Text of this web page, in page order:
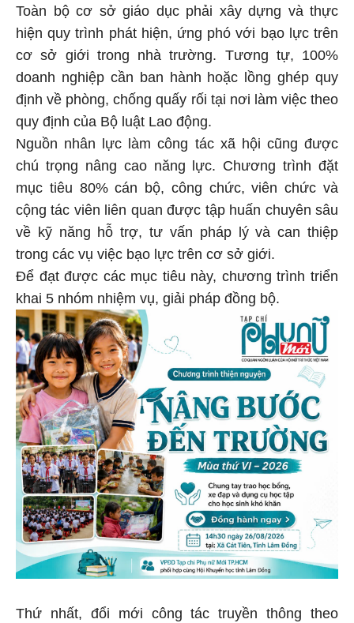
Toàn bộ cơ sở giáo dục phải xây dựng và thực
hiện quy trình phát hiện, ứng phó với bạo lực trên
cơ sở giới trong nhà trường. Tương tự, 100%
doanh nghiệp cần ban hành hoặc lồng ghép quy
định về phòng, chống quấy rối tại nơi làm việc theo
quy định của Bộ luật Lao động.
Nguồn nhân lực làm công tác xã hội cũng được
chú trọng nâng cao năng lực. Chương trình đặt
mục tiêu 80% cán bộ, công chức, viên chức và
cộng tác viên liên quan được tập huấn chuyên sâu
về kỹ năng hỗ trợ, tư vấn pháp lý và can thiệp
trong các vụ việc bạo lực trên cơ sở giới.
Để đạt được các mục tiêu này, chương trình triển
khai 5 nhóm nhiệm vụ, giải pháp đồng bộ.
Thứ nhất, đổi mới công tác truyền thông theo